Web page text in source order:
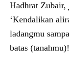
Hadhrat Zubair,
‘Kendalikan
ladangmu
batas